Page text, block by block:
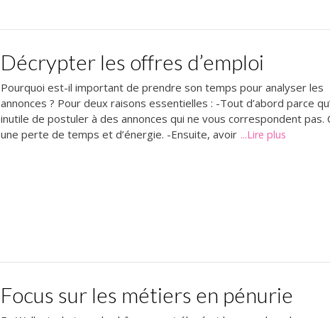
Décrypter les offres d’emploi
Pourquoi est-il important de prendre son temps pour analyser les
annonces ? Pour deux raisons essentielles : -Tout d’abord parce
inutile de postuler à des annonces qui ne vous correspondent pas.
une perte de temps et d’énergie. -Ensuite, avoir ...Lire plus
Focus sur les métiers en pénurie